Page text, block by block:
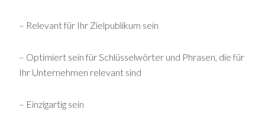
– Relevant für Ihr Zielpublikum sein
– Optimiert sein für Schlüsselwörter und Phrasen, die für
Ihr Unternehmen relevant sind
– Einzigartig sein